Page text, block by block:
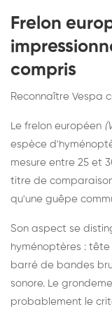
Frelon
compris
Reconnaître Vespa
Le frelon européen
espèce
mesure entre 25 et
titre de
qu'une guêpe
Son aspect se
hyménoptères :
barré de bandes
sonore. Le
probablement le